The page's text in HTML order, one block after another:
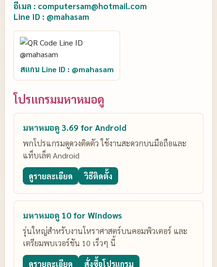
อีเมล : computersam@hotmail.com
Line ID : @mahasam
สแกน Line ID : @mahasam
โปรแกรมมหาหมอดู
มหาหมอดู 3.69 for Android
พกโปรแกรมดูดวงติดตัว ใช้งานสะดวกบนมือถือและ
แท็บเล็ต Android
ดูรายละเอียด วิธีติดตั้ง
มหาหมอดู 10 for Windows
รุ่นใหญ่สำหรับงานโหราศาสตร์บนคอมพิวเตอร์ และ
เตรียมพบเวอร์ชัน 10 เร็วๆ นี้
ดูรายละเอียด สั่งซื้อโปรแกรม